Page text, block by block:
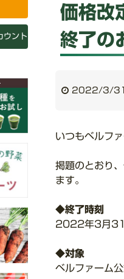
ウント
価格改
終了の
2022/3/31
いつもベルフ
掲題のとおり
ます。
◆終了時刻
2022年3月
◆対象
ベルファーム